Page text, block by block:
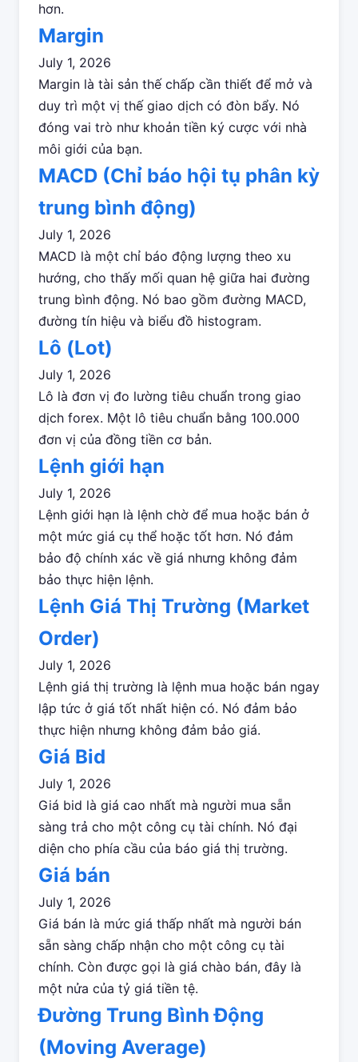
hơn.
Margin
July 1, 2026
Margin là tài sản thế chấp cần thiết để mở và
duy trì một vị thế giao dịch có đòn bẩy. Nó
đóng vai trò như khoản tiền ký cược với nhà
môi giới của bạn.
MACD (Chỉ báo hội tụ phân kỳ
trung bình động)
July 1, 2026
MACD là một chỉ báo động lượng theo xu
hướng, cho thấy mối quan hệ giữa hai đường
trung bình động. Nó bao gồm đường MACD,
đường tín hiệu và biểu đồ histogram.
Lô (Lot)
July 1, 2026
Lô là đơn vị đo lường tiêu chuẩn trong giao
dịch forex. Một lô tiêu chuẩn bằng 100.000
đơn vị của đồng tiền cơ bản.
Lệnh giới hạn
July 1, 2026
Lệnh giới hạn là lệnh chờ để mua hoặc bán ở
một mức giá cụ thể hoặc tốt hơn. Nó đảm
bảo độ chính xác về giá nhưng không đảm
bảo thực hiện lệnh.
Lệnh Giá Thị Trường (Market
Order)
July 1, 2026
Lệnh giá thị trường là lệnh mua hoặc bán ngay
lập tức ở giá tốt nhất hiện có. Nó đảm bảo
thực hiện nhưng không đảm bảo giá.
Giá Bid
July 1, 2026
Giá bid là giá cao nhất mà người mua sẵn
sàng trả cho một công cụ tài chính. Nó đại
diện cho phía cầu của báo giá thị trường.
Giá bán
July 1, 2026
Giá bán là mức giá thấp nhất mà người bán
sẵn sàng chấp nhận cho một công cụ tài
chính. Còn được gọi là giá chào bán, đây là
một nửa của tỷ giá tiền tệ.
Đường Trung Bình Động
(Moving Average)